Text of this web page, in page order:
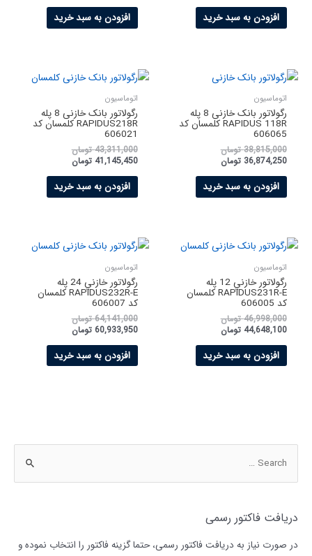
دریافت فاکتور رسمی
در صورت نیاز به دریافت فاکتور رسمی، حتما گزینه فاکتور را انتخاب نموده و
افزودن به سبد خرید افزودن به سبد خرید
اتوماسیون
رگولاتور بانک خازنی 8 پله
RAPIDUS 118R کلمسان کد
606065
38,815,000 تومان
36,874,250 تومان
افزودن به سبد خرید
اتوماسیون
رگولاتور بانک خازنی 8 پله
RAPIDUS218R کلمسان کد
606021
43,311,000 تومان
41,145,450 تومان
افزودن به سبد خرید
اتوماسیون
رگولاتور خازني 12 پله
RAPIDUS231R-E کلمسان
کد 606005
46,998,000 تومان
44,648,100 تومان
افزودن به سبد خرید
اتوماسیون
رگولاتور خازني 24 پله
RAPIDUS232R-E کلمسان
کد 606007
64,141,000 تومان
60,933,950 تومان
افزودن به سبد خرید